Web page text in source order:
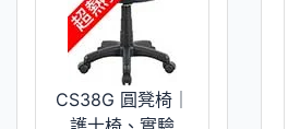
CS38G 圓凳椅｜